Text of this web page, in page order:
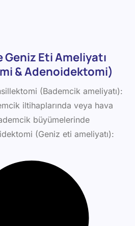
Geniz Eti Ameliyatı
& Adenoidektomi)
(Bademcik ameliyatı):
iltihaplarında veya hava
büyümelerinde
(Geniz eti ameliyatı):